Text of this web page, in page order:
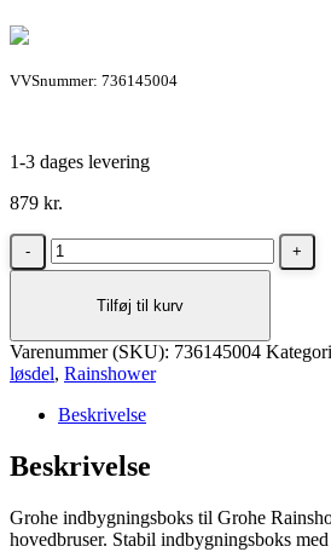
VVSnummer: 736145004
1-3 dages levering
879 kr.
Grohe
indbygningsboks
SmartActive
hovedbruser
Tilføj til kurv
Varenummer (SKU): 736145004
løsdel, Rainshower
Beskrivelse
Beskrivelse
Grohe indbygningsboks til Grohe
hovedbruser. Stabil indbygningsboks